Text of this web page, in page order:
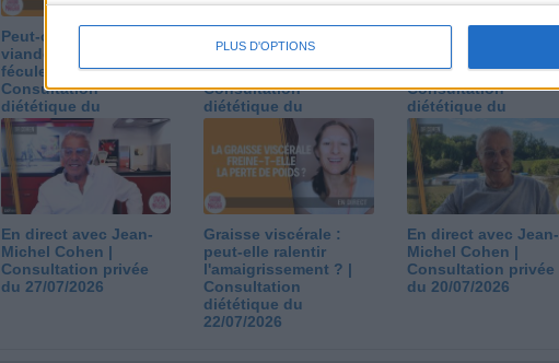
PLUS D'OPTIONS
Peut-on remplacer la
viande par des
féculents ?
Consultation
diététique du
05/08/2026
calories est-il trop
copieux ?
Consultation
diététique du
03/08/2026
stabilisation ? |
Consultation
diététique du
29/07/2026
En direct avec Jean-
Michel Cohen |
Consultation privée
du 27/07/2026
Graisse viscérale :
peut-elle ralentir
l'amaigrissement ? |
Consultation
diététique du
22/07/2026
En direct avec Jean-
Michel Cohen |
Consultation privée
du 20/07/2026